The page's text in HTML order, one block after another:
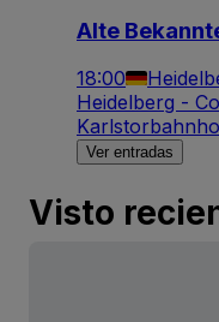
Alte
18:00
Heidelberg -
Ver entradas
Visto